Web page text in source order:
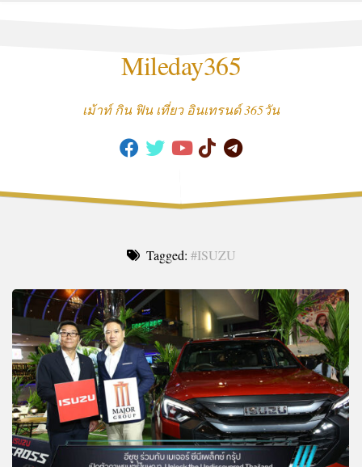
Mileday365
เม้าท์ กิน ฟิน เที่ยว อินเทรนด์ 365วัน
Tagged: #ISUZU